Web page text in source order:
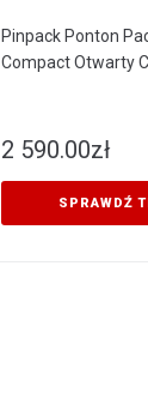
Pinpack Ponton
Compact Otwarty
2 590.00zł
SPRAWDŹ